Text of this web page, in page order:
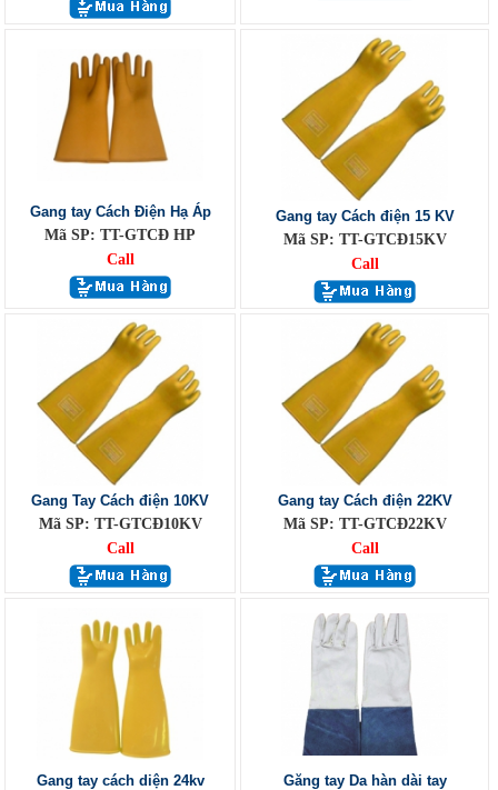
Gang tay Cách Điện Hạ Áp
Mã SP: TT-GTCĐ HP
Call
Gang tay Cách điện 15 KV
Mã SP: TT-GTCĐ15KV
Call
Gang Tay Cách điện 10KV
Mã SP: TT-GTCĐ10KV
Call
Gang tay Cách điện 22KV
Mã SP: TT-GTCĐ22KV
Call
Gang tay cách diện 24kv
Găng tay Da hàn dài tay